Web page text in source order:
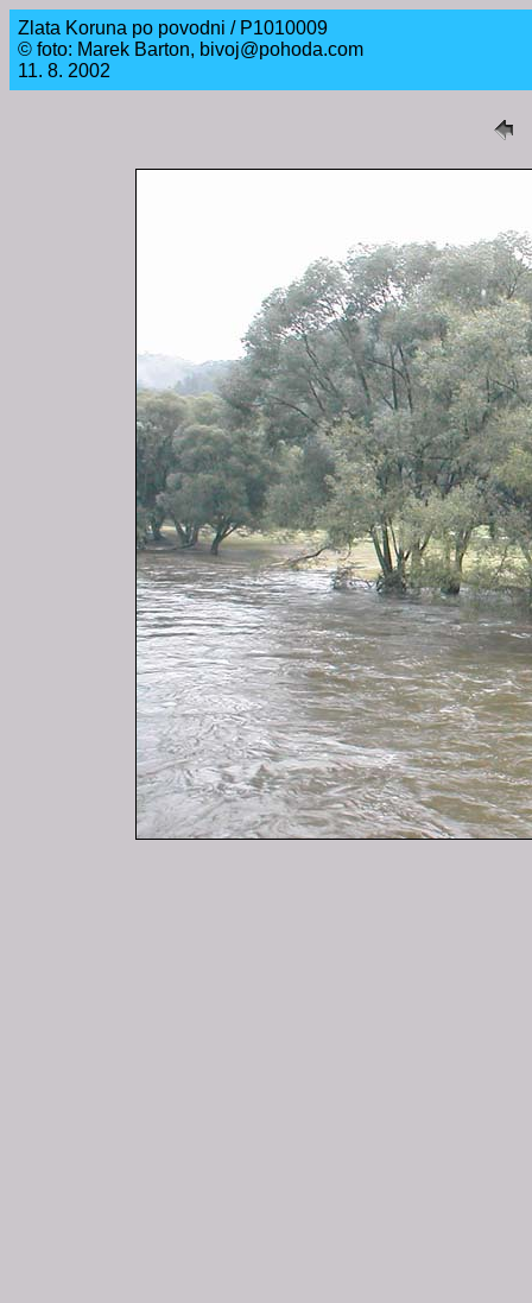
Zlata Koruna po povodni / P1010009
© foto: Marek Barton, bivoj@pohoda.com
11. 8. 2002